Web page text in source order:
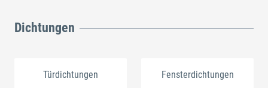
Dichtungen
Türdichtungen Fensterdichtungen